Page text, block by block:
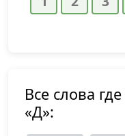
Все слова
«Д»: